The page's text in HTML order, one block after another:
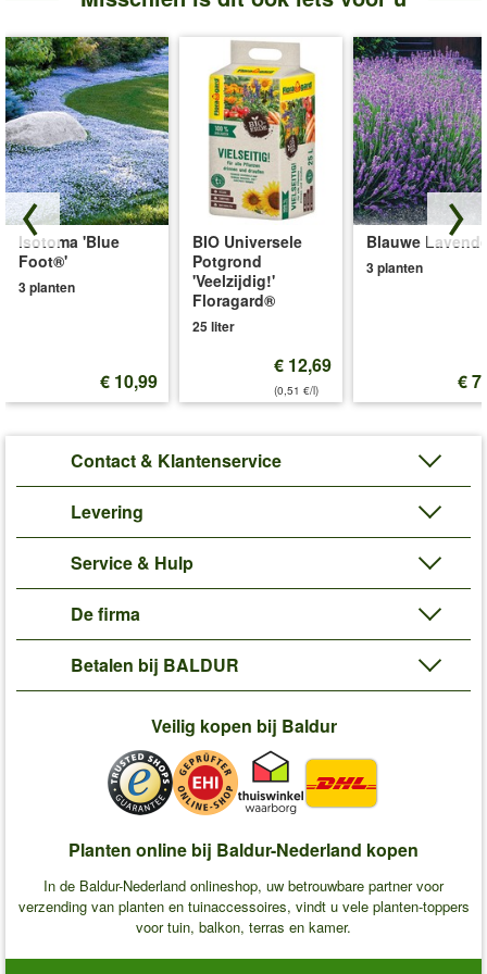
Isotoma 'Blue
Foot®'
3 planten
€ 10,99
BIO Universele
Potgrond
'Veelzijdig!'
Floragard®
25 liter
€ 12,69
(0,51 €/l)
Blauwe
3 planten
€
Contact & Klantenservice
Levering
Service & Hulp
De firma
Betalen bij BALDUR
Veilig kopen bij Baldur
Planten online bij Baldur-Nederland kopen
In de Baldur-Nederland onlineshop, uw betrouwbare partner voor
verzending van planten en tuinaccessoires, vindt u vele planten-toppers
voor tuin, balkon, terras en kamer.